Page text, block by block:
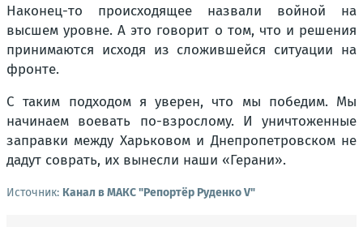
Наконец-то происходящее назвали войной на
высшем уровне. А это говорит о том, что и решения
принимаются исходя из сложившейся ситуации на
фронте.
С таким подходом я уверен, что мы победим. Мы
начинаем воевать по-взрослому. И уничтоженные
заправки между Харьковом и Днепропетровском не
дадут соврать, их вынесли наши «Герани».
Источник: Канал в МАКС "Репортёр Руденко V"